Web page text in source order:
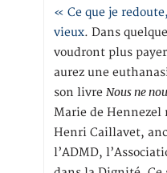
« Ce que je
vieux. Dans
voudront plus
aurez une
son livre Nous ne
Marie de Hennezel
Henri Caillavet,
l’ADMD,